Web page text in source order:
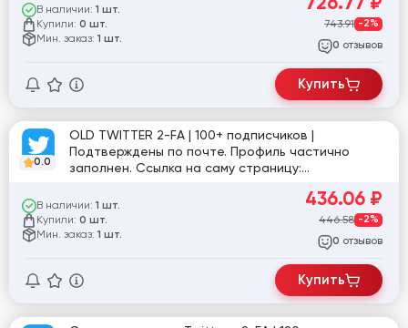
В наличии: 1 шт.
Купили: 0 шт.
Мин. заказ: 1 шт.
743.91 -2%
0 отзывов
Купить
0.0
OLD TWITTER 2-FA | 100+ подписчиков |
Подтверждены по почте. Профиль частично
заполнен. Ссылка на саму страницу:
В наличии: 1 шт.
Купили: 0 шт.
Мин. заказ: 1 шт.
436.06 ₽
446.58 -2%
0 отзывов
Купить